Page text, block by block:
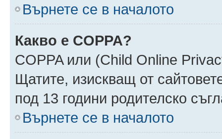
Върнете се в началото
Какво е COPPA?
COPPA или (Child Online
Щатите, изискващ от
под 13 години родителско
Върнете се в началото